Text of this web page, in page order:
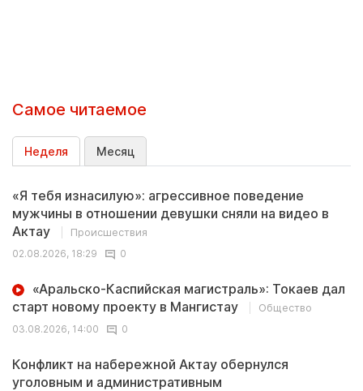
Самое читаемое
Неделя Месяц
«Я тебя изнасилую»: агрессивное поведение
мужчины в отношении девушки сняли на видео в
Актау
Происшествия
02.08.2026, 18:29
0
«Аральско-Каспийская магистраль»: Токаев дал
старт новому проекту в Мангистау
Общество
03.08.2026, 14:00
0
Конфликт на набережной Актау обернулся
уголовным и административным